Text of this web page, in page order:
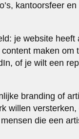
kantoorsfeer
je website heeft
maken om
of je wilt een
branding of
willen
die een